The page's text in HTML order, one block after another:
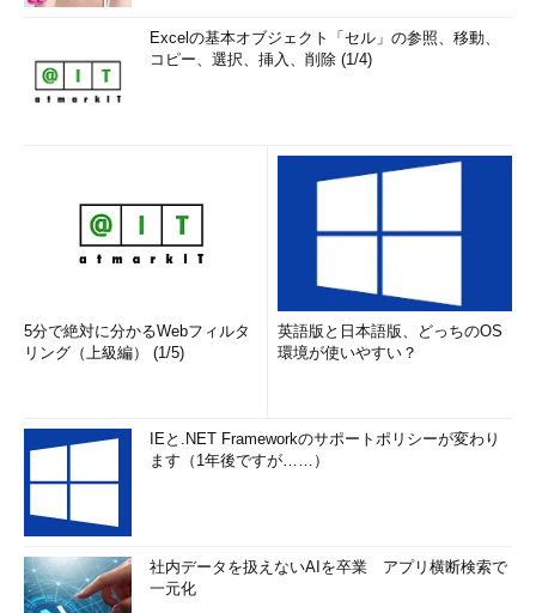
Excelの基本オブジェクト「セル」の参照、移動、
コピー、選択、挿入、削除 (1/4)
5分で絶対に分かるWebフィルタ
リング（上級編） (1/5)
英語版と日本語版、どっちのOS
環境が使いやすい？
IEと.NET Frameworkのサポートポリシーが変わり
ます（1年後ですが……）
社内データを扱えないAIを卒業 アプリ横断検索で
一元化